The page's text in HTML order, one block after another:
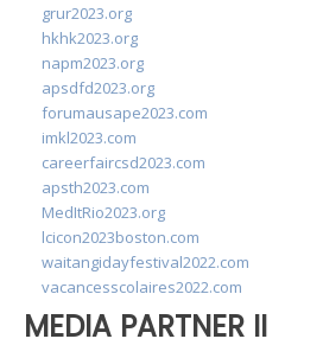
grur2023.org
hkhk2023.org
napm2023.org
apsdfd2023.org
forumausape2023.com
imkl2023.com
careerfaircsd2023.com
apsth2023.com
MedItRio2023.org
lcicon2023boston.com
waitangidayfestival2022.com
vacancesscolaires2022.com
MEDIA PARTNER II